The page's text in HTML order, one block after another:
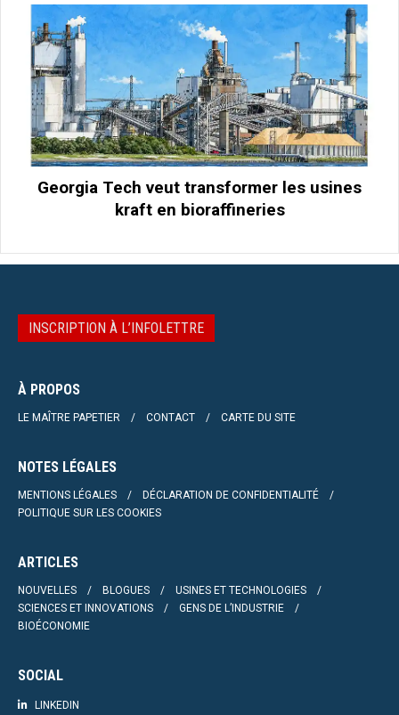
Georgia Tech veut transformer les usines
kraft en bioraffineries
INSCRIPTION À L’INFOLETTRE
À PROPOS
LE MAÎTRE PAPETIER CONTACT CARTE DU SITE
NOTES LÉGALES
MENTIONS LÉGALES
DÉCLARATION DE CONFIDENTIALITÉ
POLITIQUE SUR LES COOKIES
ARTICLES
NOUVELLES BLOGUES
USINES ET TECHNOLOGIES
SCIENCES ET INNOVATIONS
GENS DE L’INDUSTRIE
BIOÉCONOMIE
SOCIAL
LINKEDIN